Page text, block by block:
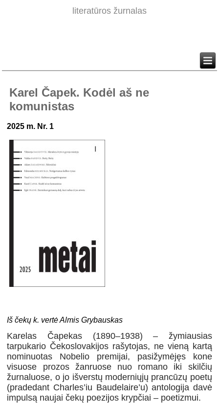
literatūros žurnalas
Karel Čapek. Kodėl aš ne
komunistas
2025 m. Nr. 1
Iš čekų k. vertė Almis Grybauskas
Karelas Čapekas (1890–1938) – žymiausias
tarpukario Čekoslovakijos rašytojas, ne vieną kartą
nominuotas Nobelio premijai, pasižymėjęs kone
visuose prozos žanruose nuo romano iki skilčių
žurnaluose, o jo išverstų moderniųjų prancūzų poetų
(pradedant Charles’iu Baudelaire’u) antologija davė
impulsą naujai čekų poezijos krypčiai – poetizmui.